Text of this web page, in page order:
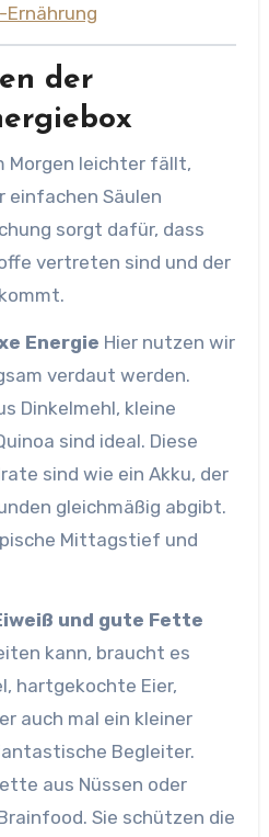
der
Morgen leichter fällt,
einfachen Säulen
sorgt dafür, dass
vertreten sind und der
Energie Hier nutzen wir
verdaut werden.
Dinkelmehl, kleine
sind ideal. Diese
sind wie ein Akku, der
gleichmäßig abgibt.
Mittagstief und
und gute Fette
kann, braucht es
hartgekochte Eier,
auch mal ein kleiner
Begleiter.
aus Nüssen oder
Sie schützen die